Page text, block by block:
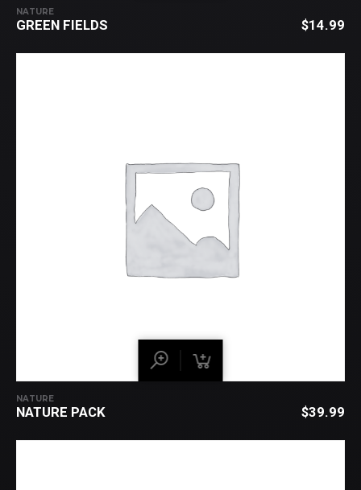
NATURE
GREEN FIELDS $14.99
NATURE
NATURE PACK $39.99